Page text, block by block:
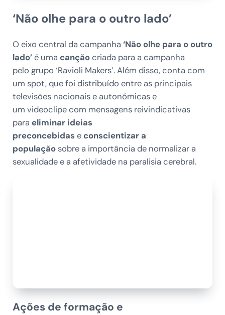
‘Não olhe para o outro lado’
O eixo central da campanha ‘Não olhe para o outro
lado’é uma cançãocriada para a campanha
pelo grupo ‘Ravioli Makers’. Além disso, conta com
um spot, que foi distribuído entre as principais
televisões nacionais e autonómicas e
um videoclipe com mensagens reivindicativas
para eliminar ideias
preconcebidas e conscientizar a
populaçãosobre a importância de normalizar a
sexualidade e a afetividade na paralisia cerebral.
Ações de formação e